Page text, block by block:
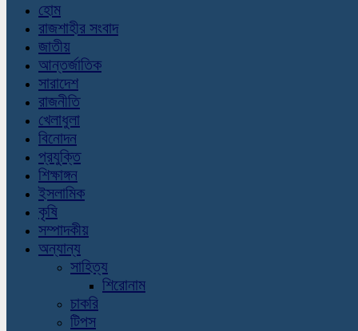
হোম
রাজশাহীর সংবাদ
জাতীয়
আন্তর্জাতিক
সারাদেশ
রাজনীতি
খেলাধুলা
বিনোদন
প্রযুক্তি
শিক্ষাঙ্গন
ইসলামিক
কৃষি
সম্পাদকীয়
অন্যান্য
সাহিত্য
শিরোনাম
চাকরি
টিপস